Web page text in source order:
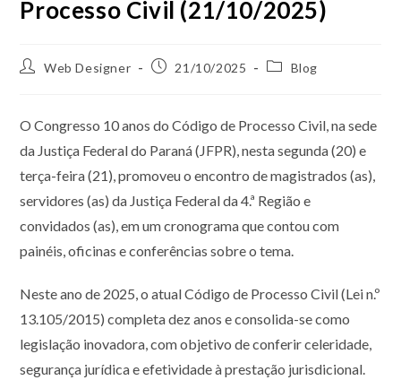
Processo Civil (21/10/2025)
Web Designer 21/10/2025 Blog
O Congresso 10 anos do Código de Processo Civil, na sede
da Justiça Federal do Paraná (JFPR), nesta segunda (20) e
terça-feira (21), promoveu o encontro de magistrados (as),
servidores (as) da Justiça Federal da 4.ª Região e
convidados (as), em um cronograma que contou com
painéis, oficinas e conferências sobre o tema.
Neste ano de 2025, o atual Código de Processo Civil (Lei n.º
13.105/2015) completa dez anos e consolida-se como
legislação inovadora, com objetivo de conferir celeridade,
segurança jurídica e efetividade à prestação jurisdicional.